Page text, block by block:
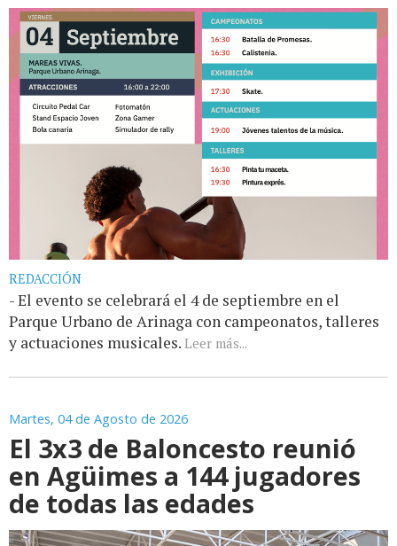
REDACCIÓN
- El evento se celebrará el 4 de septiembre en el
Parque Urbano de Arinaga con campeonatos, talleres
y actuaciones musicales. Leer más...
Martes, 04 de Agosto de 2026
El 3x3 de Baloncesto reunió
en Agüimes a 144 jugadores
de todas las edades